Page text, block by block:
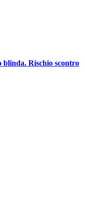
blinda. Rischio scontro